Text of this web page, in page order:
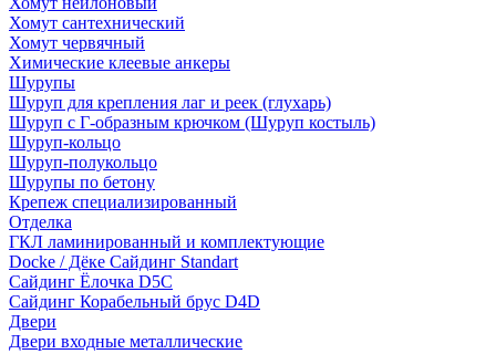
Хомут сантехнический
Хомут червячный
Химические клеевые анкеры
Шурупы
Шуруп для крепления лаг и реек (глухарь)
Шуруп с Г-образным крючком (Шуруп костыль)
Шуруп-кольцо
Шуруп-полукольцо
Шурупы по бетону
Крепеж специализированный
Отделка
ГКЛ ламинированный и комплектующие
Docke / Дёке Сайдинг Standart
Сайдинг Ёлочка D5C
Сайдинг Корабельный брус D4D
Двери
Двери входные металлические